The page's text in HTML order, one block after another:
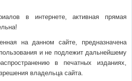
в интернете, активная прямая
на данном сайте, предназначена
и не подлежит дальнейшему
в печатных изданиях,
владельца сайта.